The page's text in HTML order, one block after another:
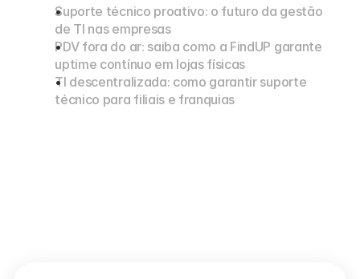
Suporte técnico proativo: o futuro da gestão
de TI nas empresas
PDV fora do ar: saiba como a FindUP garante
uptime contínuo em lojas físicas
TI descentralizada: como garantir suporte
técnico para filiais e franquias